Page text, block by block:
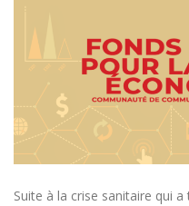
Suite à la crise sanitaire qui